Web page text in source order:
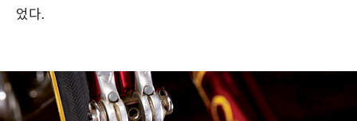
었다.